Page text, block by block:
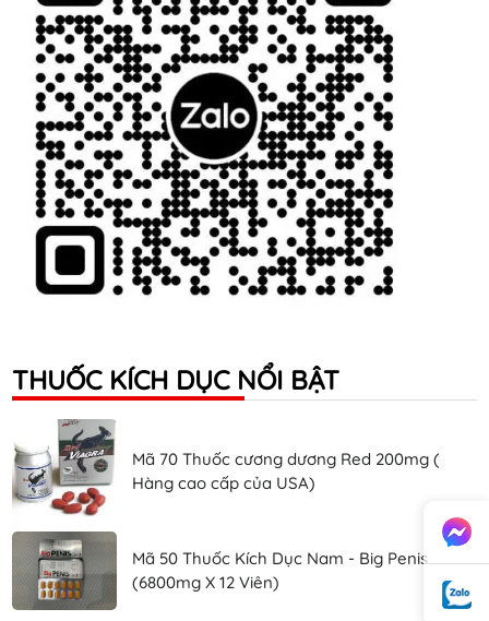
THUỐC KÍCH DỤC NỔI BẬT
Mã 70 Thuốc cương dương Red 200mg (
Hàng cao cấp của USA)
Mã 50 Thuốc Kích Dục Nam - Big Penis
(6800mg X 12 Viên)